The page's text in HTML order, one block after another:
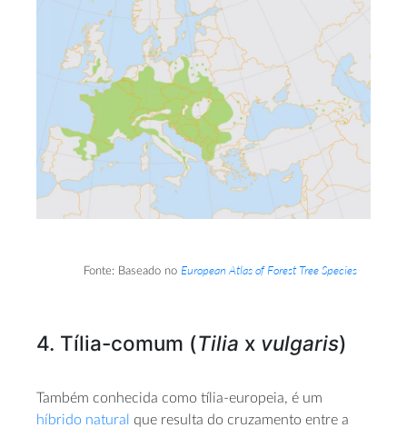
Fonte: Baseado no European Atlas of Forest Tree Species
4. Tília-comum (Tilia x vulgaris)
Também conhecida como tília-europeia, é um
híbrido natural que resulta do cruzamento entre a